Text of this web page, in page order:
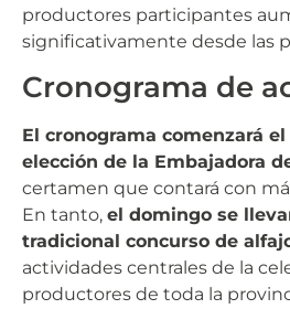
productores participantes
significativamente desde las
Cronograma de
El cronograma comenzará el
elección de la Embajadora
certamen que contará con
En tanto, el domingo se
tradicional concurso de
actividades centrales de la
productores de toda la